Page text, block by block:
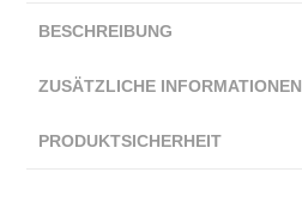
BESCHREIBUNG
ZUSÄTZLICHE INFORMATIONEN
PRODUKTSICHERHEIT